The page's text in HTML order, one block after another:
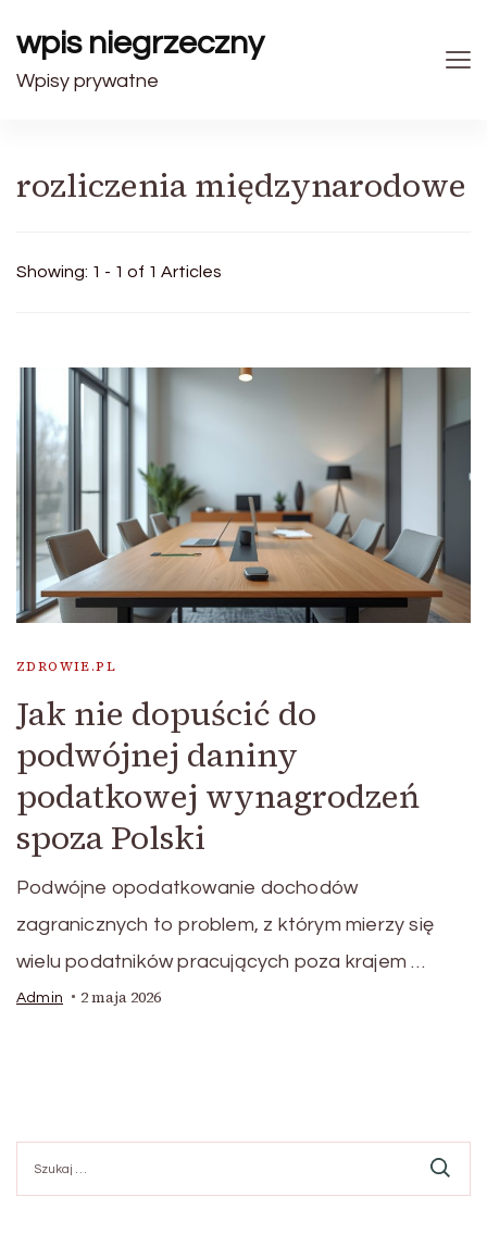
wpis niegrzeczny
Wpisy prywatne
rozliczenia międzynarodowe
Showing: 1 - 1 of 1 Articles
ZDROWIE.PL
Jak nie dopuścić do
podwójnej daniny
podatkowej wynagrodzeń
spoza Polski
Podwójne opodatkowanie dochodów
zagranicznych to problem, z którym mierzy się
wielu podatników pracujących poza krajem …
Admin 2 maja 2026